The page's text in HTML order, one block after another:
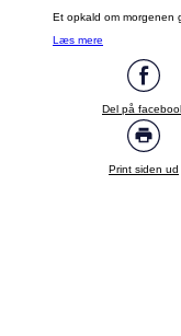
Et opkald om morgenen
Læs mere
Del på
Print siden ud